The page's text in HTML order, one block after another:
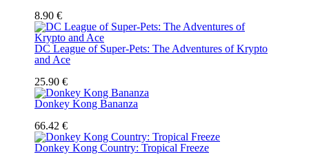
8.90 €
DC League of Super-Pets: The Adventures of Krypto
and Ace
25.90 €
Donkey Kong Bananza
66.42 €
Donkey Kong Country: Tropical Freeze